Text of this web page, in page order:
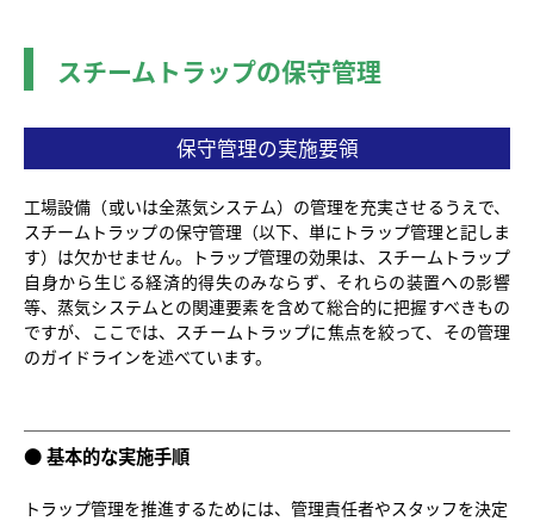
蒸気の特性
スチームトラップの役割
スチームトラップの分類
スチームトラップの作動
スチームトラップの作動特性
復水排出容量の把握
作動圧力の把握
スチームトラップの型式選定
スチームトラップの特定
スチームトラップ取付配管に関する注意事項
スチームトラップの取付け
スチームトラップの二次側配管等
蒸気の有効利用とスチームトラップ
熱損失の低減
蒸気使用設備へ適切な蒸気供給
復水熱の利用
復水回収事例
スチームトラップの保守管理
保守管理の目的
保守管理の実施要領
スチームトラップの診断
バイパスバルブの管理
スチームトラップの保守管理
保守管理の実施要領
工場設備（或いは全蒸気システム）の管理を充実させるうえで、
スチームトラップの保守管理（以下、単にトラップ管理と記しま
す）は欠かせません。トラップ管理の効果は、スチームトラップ
自身から生じる経済的得失のみならず、それらの装置への影響
等、蒸気システムとの関連要素を含めて総合的に把握すべきもの
ですが、ここでは、スチームトラップに焦点を絞って、その管理
のガイドラインを述べています。
基本的な実施手順
トラップ管理を推進するためには、管理責任者やスタッフを決定